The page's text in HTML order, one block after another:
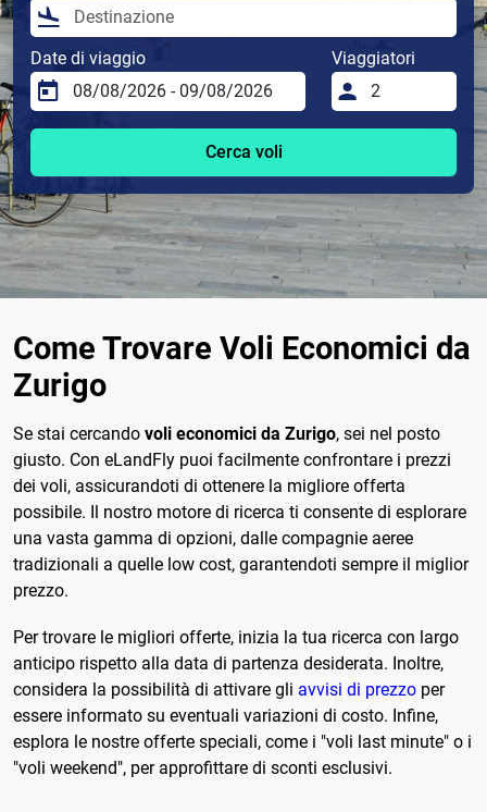
Date di viaggio Viaggiatori
Cerca voli
Come Trovare Voli Economici da
Zurigo
Se stai cercando voli economici da Zurigo, sei nel posto
giusto. Con eLandFly puoi facilmente confrontare i prezzi
dei voli, assicurandoti di ottenere la migliore offerta
possibile. Il nostro motore di ricerca ti consente di esplorare
una vasta gamma di opzioni, dalle compagnie aeree
tradizionali a quelle low cost, garantendoti sempre il miglior
prezzo.
Per trovare le migliori offerte, inizia la tua ricerca con largo
anticipo rispetto alla data di partenza desiderata. Inoltre,
considera la possibilità di attivare gli avvisi di prezzo per
essere informato su eventuali variazioni di costo. Infine,
esplora le nostre offerte speciali, come i "voli last minute" o i
"voli weekend", per approfittare di sconti esclusivi.